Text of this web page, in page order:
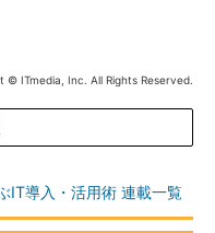
© ITmedia, Inc. All Rights Reserved.
導入・活用術 連載一覧